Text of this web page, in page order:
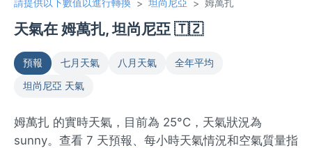
請提供以下數值以進行轉換 > 坦尚尼亞 > 姆萬扎
天氣在 姆萬扎, 坦尚尼亞 🇹🇿
預報 七月天氣 八月天氣
全年平均
坦尚尼亞 天氣
姆萬扎 的實時天氣，目前為 25°C，天氣狀況為
sunny。查看 7 天預報、每小時天氣情況和空氣質量指